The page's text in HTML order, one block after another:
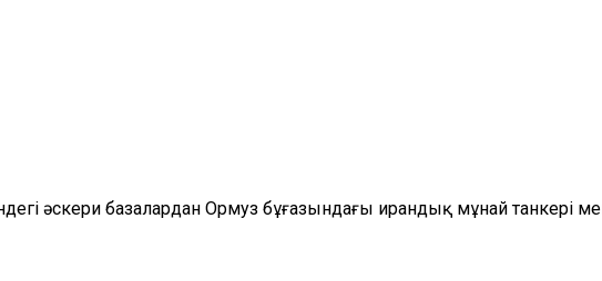
әскери базалардан Ормуз бұғазындағы ирандық мұнай